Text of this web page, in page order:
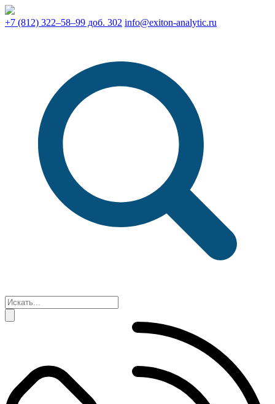
+7 (812) 322–58–99 доб. 302 info@exiton-analytic.ru